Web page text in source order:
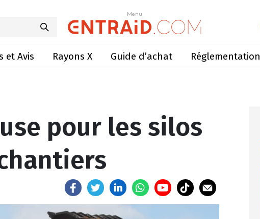
Menu
et Avis Rayons X Guide d’achat Réglementation
Menu
pour les silos et les gros chantiers
pour les silos